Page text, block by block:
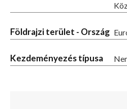
Földrajzi terület - Ország
Kezdeményezés típusa